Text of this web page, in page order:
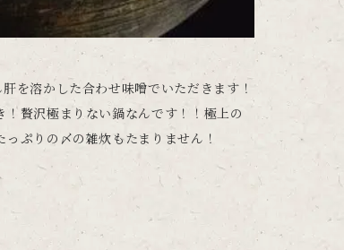
を溶かした合わせ味噌でいただきます！
贅沢極まりない鍋なんです！！極上の
ぷりの〆の雑炊もたまりません！